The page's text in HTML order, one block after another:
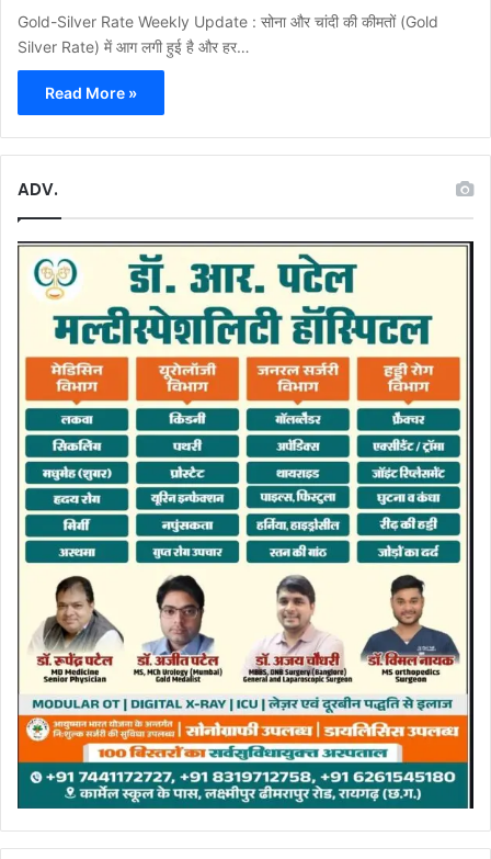
Gold-Silver Rate Weekly Update : सोना और चांदी की कीमतों (Gold
Silver Rate) में आग लगी हुई है और हर…
Read More »
ADV.